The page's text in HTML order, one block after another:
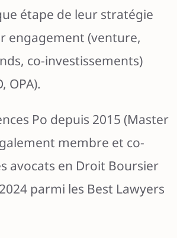
étape de leur stratégie
engagement (venture,
co-investissements)
OPA).
Po depuis 2015 (Master
membre et co-
avocats en Droit Boursier
parmi les Best Lawyers